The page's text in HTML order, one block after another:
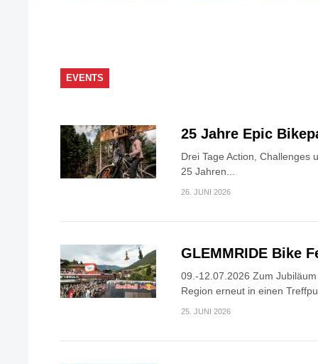
EVENTS
25 Jahre Epic
Drei Tage Action, Challenges
25 Jahren...
26. JUNI 2026
GLEMMRIDE Bike
09.-12.07.2026 Zum
Region erneut in einen
25. JUNI 2026